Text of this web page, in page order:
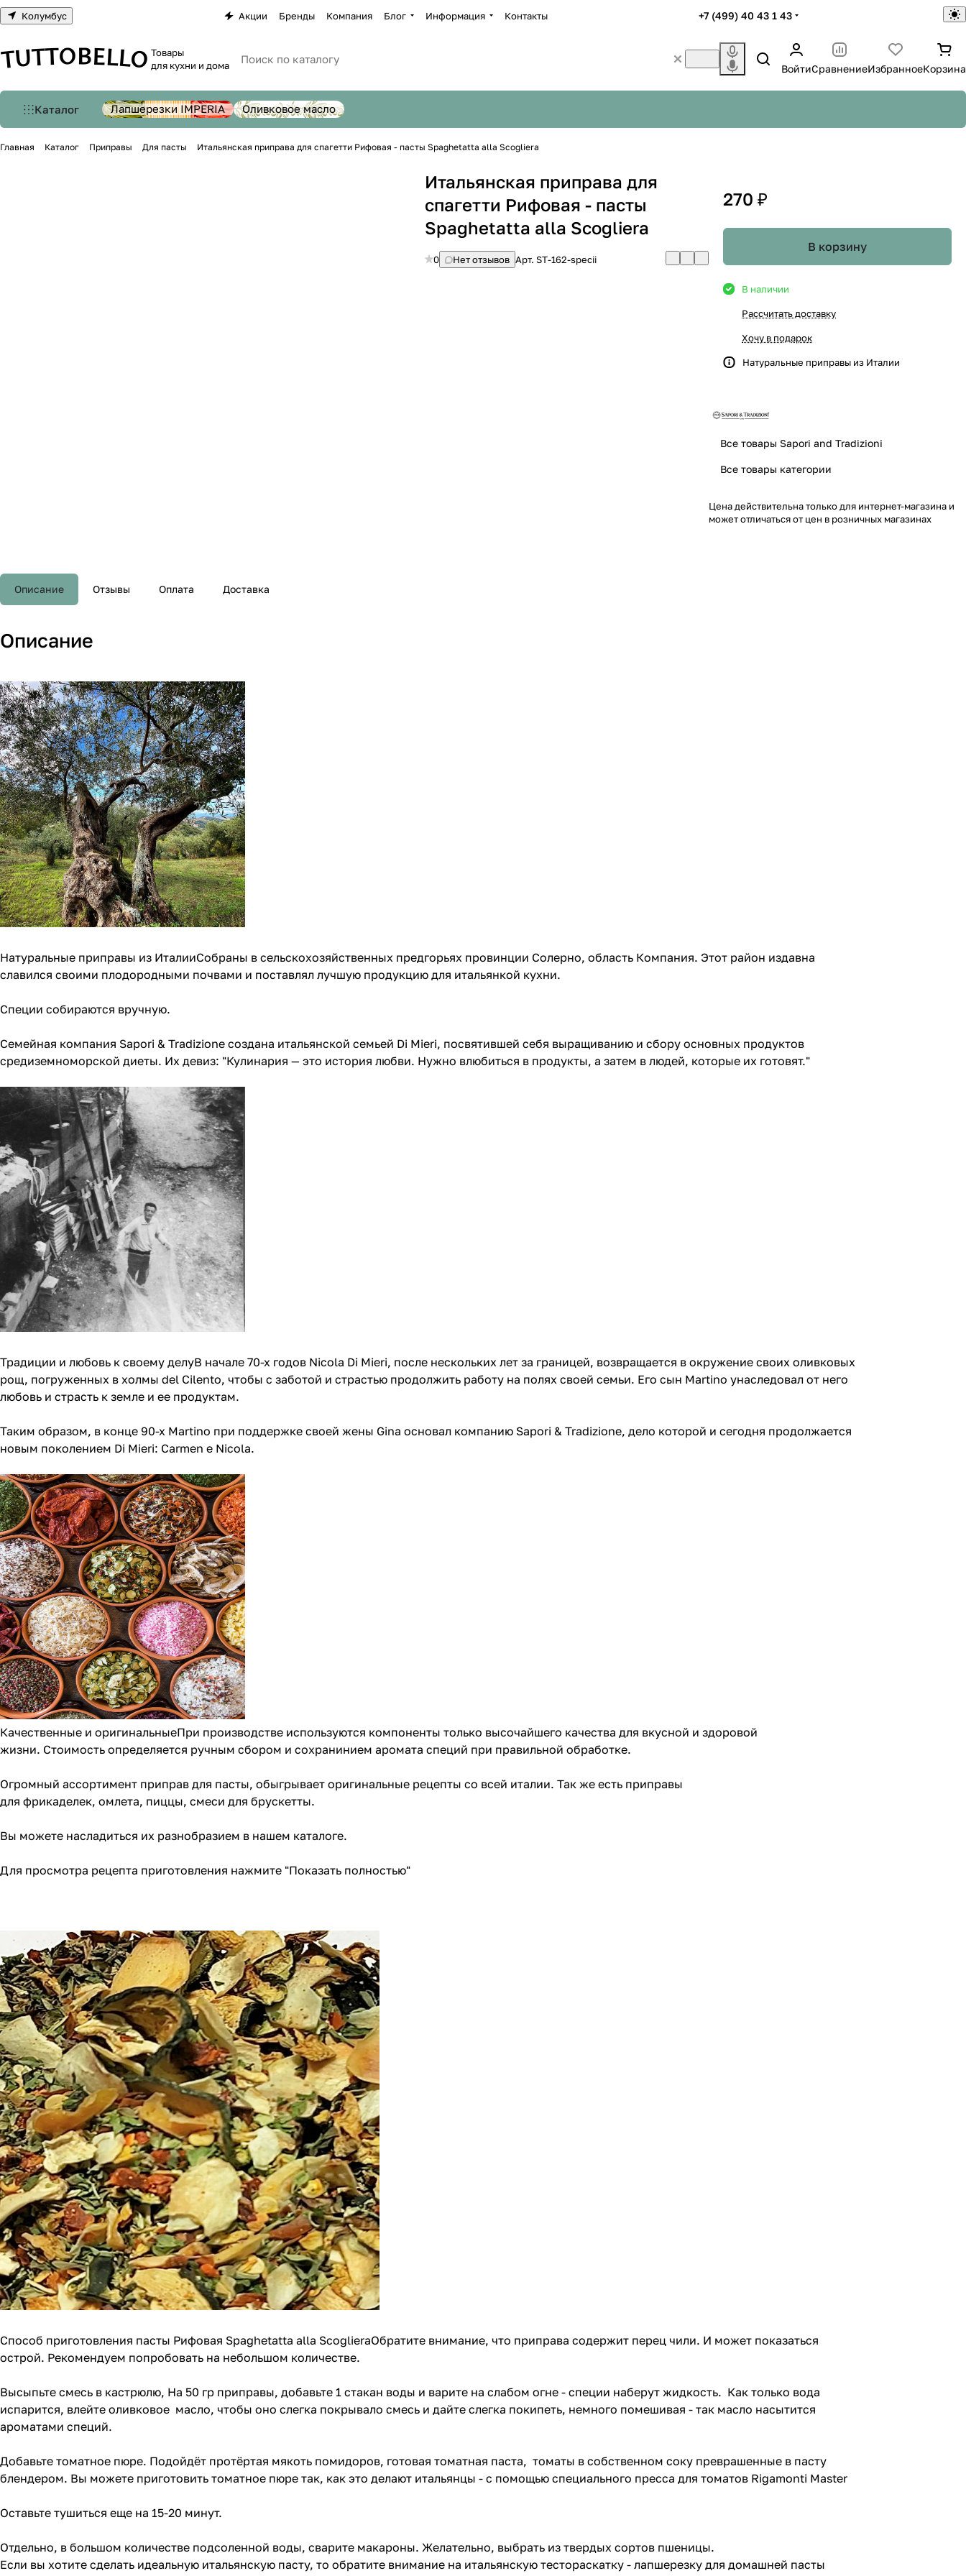
Колумбус Акции Бренды Компания Блог Информация Контакты +7 (499) 40 43 1 43
Товары
для кухни и дома
ВойтиСравнениеИзбранноеКорзина
Каталог Лапшерезки IMPERIA Оливковое масло
Главная Каталог Приправы Для пасты Итальянская приправа для спагетти Рифовая - пасты Spaghetatta alla Scogliera
Итальянская приправа для
спагетти Рифовая - пасты
Spaghetatta alla Scogliera
0 Нет отзывов Арт. ST-162-specii
270 ₽
В корзину
В наличии
Рассчитать доставку
Хочу в подарок
Натуральные приправы из Италии
Все товары Sapori and Tradizioni
Все товары категории
Цена действительна только для интернет-магазина и
может отличаться от цен в розничных магазинах
Описание Отзывы Оплата Доставка
Описание
Натуральные приправы из ИталииСобраны в сельскохозяйственных предгорьях провинции Солерно, область Компания. Этот район издавна
славился своими плодородными почвами и поставлял лучшую продукцию для итальянкой кухни.
Специи собираются вручную.
Семейная компания Sapori & Tradizione создана итальянской семьей Di Mieri, посвятившей себя выращиванию и сбору основных продуктов
средиземноморской диеты. Их девиз: "Кулинария — это история любви. Нужно влюбиться в продукты, а затем в людей, которые их готовят."
Традиции и любовь к своему делуВ начале 70-х годов Nicola Di Mieri, после нескольких лет за границей, возвращается в окружение своих оливковых
рощ, погруженных в холмы del Cilento, чтобы с заботой и страстью продолжить работу на полях своей семьи. Его сын Martino унаследовал от него
любовь и страсть к земле и ее продуктам.
Таким образом, в конце 90-х Martino при поддержке своей жены Gina основал компанию Sapori & Tradizione, дело которой и сегодня продолжается
новым поколением Di Mieri: Carmen e Nicola.
Качественные и оригинальныеПри производстве используются компоненты только высочайшего качества для вкусной и здоровой
жизни. Стоимость определяется ручным сбором и сохранинием аромата специй при правильной обработке.
Огромный ассортимент приправ для пасты, обыгрывает оригинальные рецепты со всей италии. Так же есть приправы
для фрикаделек, омлета, пиццы, смеси для брускетты.
Вы можете насладиться их разнобразием в нашем каталоге.
Для просмотра рецепта приготовления нажмите "Показать полностью"
Способ приготовления пасты Рифовая Spaghetatta alla ScoglieraОбратите внимание, что приправа содержит перец чили. И может показаться
острой. Рекомендуем попробовать на небольшом количестве.
Высыпьте смесь в кастрюлю, На 50 гр приправы, добавьте 1 стакан воды и варите на слабом огне - специи наберут жидкость. Как только вода
испарится, влейте оливковое масло, чтобы оно слегка покрывало смесь и дайте слегка покипеть, немного помешивая - так масло насытится
ароматами специй.
Добавьте томатное пюре. Подойдёт протёртая мякоть помидоров, готовая томатная паста, томаты в собственном соку преврашенные в пасту
блендером. Вы можете приготовить томатное пюре так, как это делают итальянцы - с помощью специального пресса для томатов Rigamonti Master
Оставьте тушиться еще на 15-20 минут.
Отдельно, в большом количестве подсоленной воды, cварите макароны. Желательно, выбрать из твердых сортов пшеницы.
Если вы хотите сделать идеальную итальянскую пасту, то обратите внимание на итальянскую тестораскатку - лапшерезку для домашней пасты